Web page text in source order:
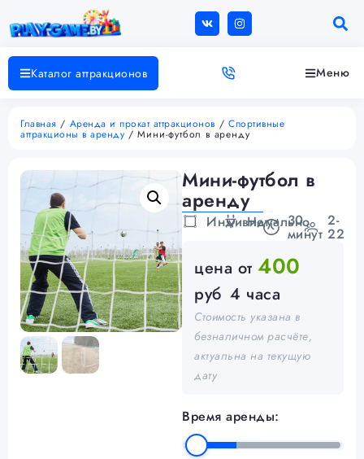
Каталог аттракционов Меню
Главная / Аренда и прокат аттракционов /Спортивные
аттракционы в аренду/ Мини-футбол в аренду
Мини-футбол в
аренду
Индивидуально
Нет 30
минут
2-
22
цена от 400
руб 4 часа
Стоимость указана в
безналичном расчёте,
актуальна на текущую
дату
Время аренды: